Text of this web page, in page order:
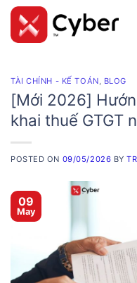
Skip
content
TÀI CHÍNH - KẾ TOÁN, BLOG
[Mới 2026]
khai thuế GTGT
POSTED ON 09/05/2026 BY
09
May